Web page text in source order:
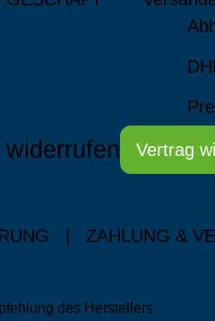
Vertrag
ZAHLUNG &
des Herstellers